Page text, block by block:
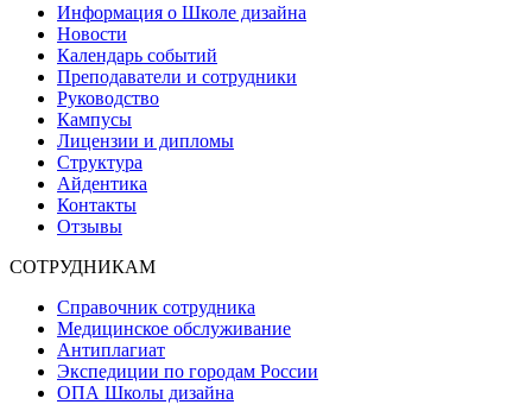
Информация о Школе дизайна
Новости
Календарь событий
Преподаватели и сотрудники
Руководство
Кампусы
Лицензии и дипломы
Структура
Айдентика
Контакты
Отзывы
СОТРУДНИКАМ
Справочник сотрудника
Медицинское обслуживание
Антиплагиат
Экспедиции по городам России
ОПА Школы дизайна